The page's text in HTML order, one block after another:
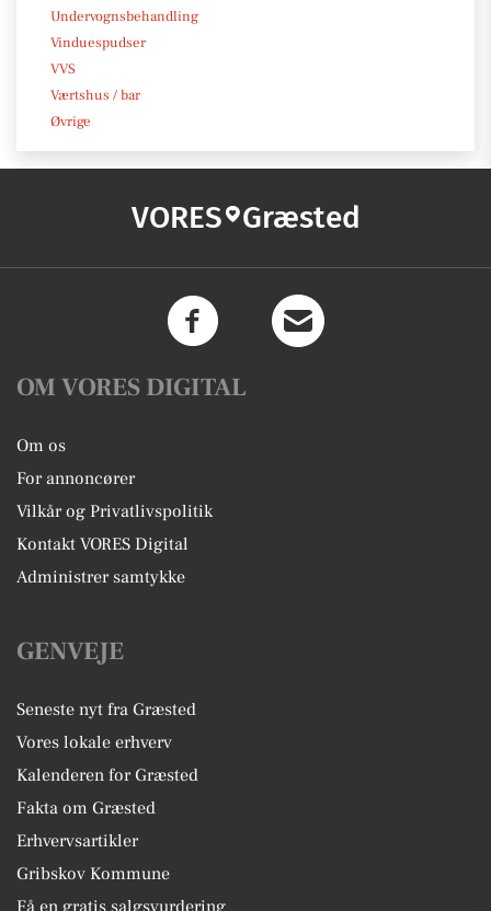
Undervognsbehandling
Vinduespudser
VVS
Værtshus / bar
Øvrige
VORES Græsted
OM VORES DIGITAL
Om os
For annoncører
Vilkår og Privatlivspolitik
Kontakt VORES Digital
Administrer samtykke
GENVEJE
Seneste nyt fra Græsted
Vores lokale erhverv
Kalenderen for Græsted
Fakta om Græsted
Erhvervsartikler
Gribskov Kommune
Få en gratis salgsvurdering